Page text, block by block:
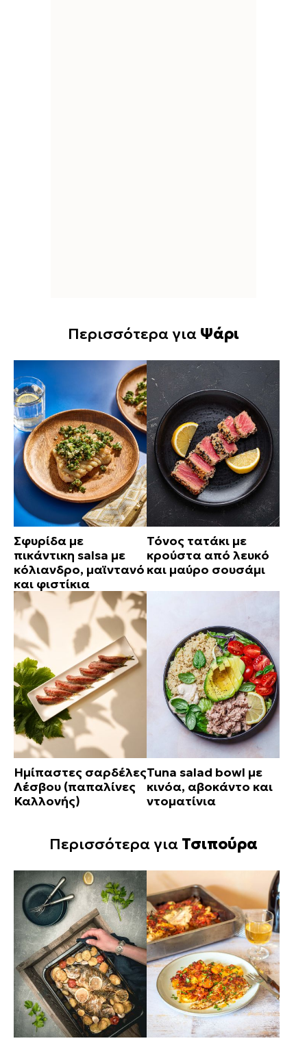
Περισσότερα για Ψάρι
Σφυρίδα με
πικάντικη salsa με
κόλιανδρο, μαϊντανό
και φιστίκια
Τόνος τατάκι με
κρούστα από λευκό
και μαύρο σουσάμι
Ημίπαστες σαρδέλες
Λέσβου (παπαλίνες
Καλλονής)
Tuna salad bowl με
κινόα, αβοκάντο και
ντοματίνια
Περισσότερα για Τσιπούρα